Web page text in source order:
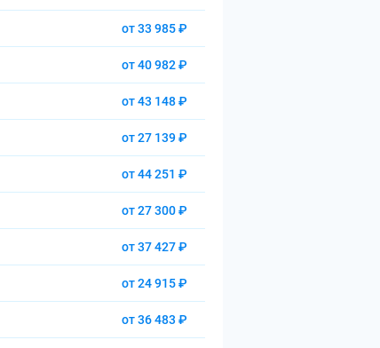
от 33 985 ₽
от 40 982 ₽
от 43 148 ₽
от 27 139 ₽
от 44 251 ₽
от 27 300 ₽
от 37 427 ₽
от 24 915 ₽
от 36 483 ₽